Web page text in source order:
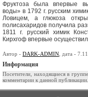
Фруктоза была впервые
воды» в 1792 г. рус­ским
Ловицем, а глюкоза
полисахаридов полу­чила
1811 г. русский химик
Кирхгоф впервые
Автор - DARK-ADMIN , дата -
Информация
Посетители, находящиеся в группе
комментарии к данной публикации.